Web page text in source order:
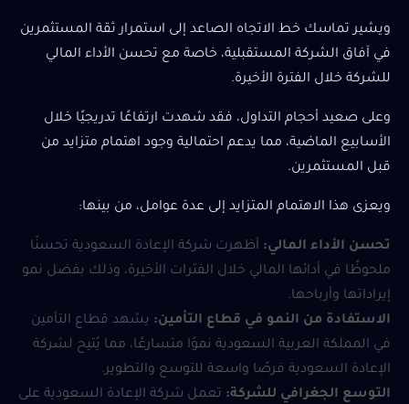
ويشير تماسك خط الاتجاه الصاعد إلى استمرار ثقة المستثمرين
في آفاق الشركة المستقبلية، خاصة مع تحسن الأداء المالي
للشركة خلال الفترة الأخيرة.
وعلى صعيد أحجام التداول، فقد شهدت ارتفاعًا تدريجيًا خلال
الأسابيع الماضية، مما يدعم احتمالية وجود اهتمام متزايد من
قبل المستثمرين.
ويعزى هذا الاهتمام المتزايد إلى عدة عوامل، من بينها:
تحسن الأداء المالي: أظهرت شركة الإعادة السعودية تحسنًا
ملحوظًا في أدائها المالي خلال الفترات الأخيرة، وذلك بفضل نمو
إيراداتها وأرباحها.
الاستفادة من النمو في قطاع التأمين: يشهد قطاع التأمين
في المملكة العربية السعودية نموًا متسارعًا، مما يُتيح لشركة
الإعادة السعودية فرصًا واسعة للتوسع والتطوير.
التوسع الجغرافي للشركة: تعمل شركة الإعادة السعودية على